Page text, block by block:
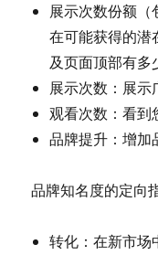
展示次数份额（
在可能获得的潜
及页面顶部有多
展示次数：展示
观看次数：看到
品牌提升：增加
品牌知名度的定向
转化：在新市场